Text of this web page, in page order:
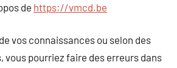
de https://vmcd.be
vos connaissances ou selon des
vous pourriez faire des erreurs dans